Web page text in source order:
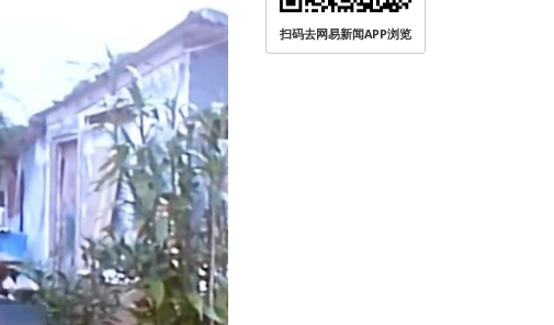
致远被查
扫码去网易新闻APP浏览